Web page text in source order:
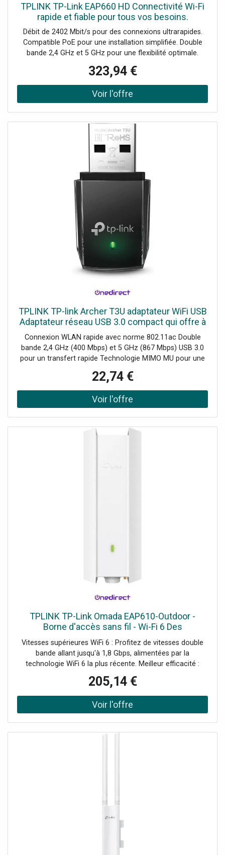
TPLINK TP-Link EAP660 HD Connectivité Wi-Fi
rapide et fiable pour tous vos besoins.
Débit de 2402 Mbit/s pour des connexions ultrarapides.
Compatible PoE pour une installation simplifiée. Double
bande 2,4 GHz et 5 GHz pour une flexibilité optimale.
le web pour une administration facile.
323,94 €
TPLINK TP-link Archer T3U adaptateur WiFi USB
Adaptateur réseau USB 3.0 compact qui offre à
votre PC une connexion WiFi rapide et fiable.
Connexion WLAN rapide avec norme 802.11ac Double
bande 2,4 GHz (400 Mbps) et 5 GHz (867 Mbps) USB 3.0
pour un transfert rapide Technologie MIMO MU pour une
compact et portable Sécurité renforcée avec cryptage
WPA3 Compatible Windows et macOS Installation et
configuration faciles
22,74 €
TPLINK TP-Link Omada EAP610-Outdoor -
Borne d'accès sans fil - Wi-Fi 6 Des
performances de pointe, une couverture
étendue et une gestion simplifiée grâce à
Vitesses supérieures WiFi 6 : Profitez de vitesses double
bande allant jusqu'à 1,8 Gbps, alimentées par la
technologie WiFi 6 la plus récente. Meilleur efficacité :
Bénéficiez de vitesses plus rapides sur un plus grand
nombre de dispositifs, avec moins de latence, grâce à la
technologie OFDMA et MU-MIMO. Large couverture : Doté
d'un amplificateur haute puissance dédié et d'antennes
Demander un audit de connectivité !
205,14 €